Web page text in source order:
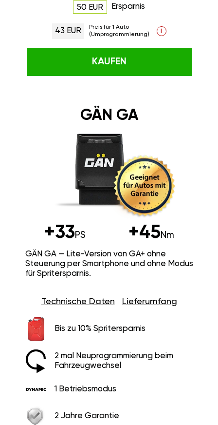
50 EUR Ersparnis
43 EUR
Preis für 1 Auto
(Umprogrammierung)
i
KAUFEN
GÄN GA
+33PS +45Nm
GÄN GA — Lite-Version von GA+ ohne
Steuerung per Smartphone und ohne Modus
für Spritersparnis.
Technische Daten Lieferumfang
Bis zu 10% Spritersparnis
2 mal Neuprogrammierung beim
Fahrzeugwechsel
1 Betriebsmodus
2 Jahre Garantie